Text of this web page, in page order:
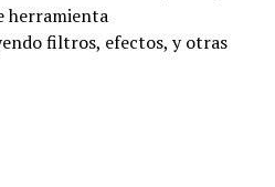
herramienta
filtros, efectos, y otras